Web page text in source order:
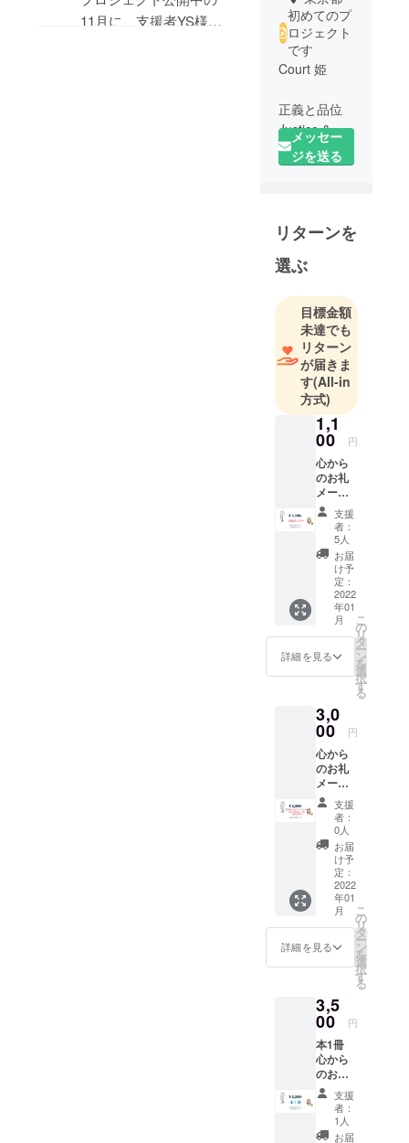
11月に、支援者YS様、
初めてのプ
ロジェクト
です
Court 姫
正義と品位
Justice &
Grace
演が天職で
メッセー
ジを送る
リターンを
選ぶ
目標金額
未達でも
リターン
が届きま
す(All-in
方式)
1,1
00 円
心から
のお礼
メール
国際教
育メー
ル配信
Thank
you so
much♪
支援
者：
5人
お届
け予
定：
2022
年01
月
詳細を見る
こ
の
リ
タ
ー
ン
を
選
択
す
る
3,0
00 円
心から
のお礼
メール
＋夢を
かなえ
るエ
ティ
ケッ
ト 美
しいあ
なた
に 愛
ある世
界に♪
CD2枚
組 2時
定価
¥5,500-
】 Ⅰ
綺麗な
心で
ラッ
キーに
生きる
Ⅱ 国
際儀礼
支援
者：
0人
お届
け予
定：
2022
年01
月
詳細を見る
こ
の
リ
タ
ー
ン
を
選
択
す
る
3,5
00 円
本1冊
心から
のお礼
メール
国際教
育メー
ル配信
支援
者：
1人
お届